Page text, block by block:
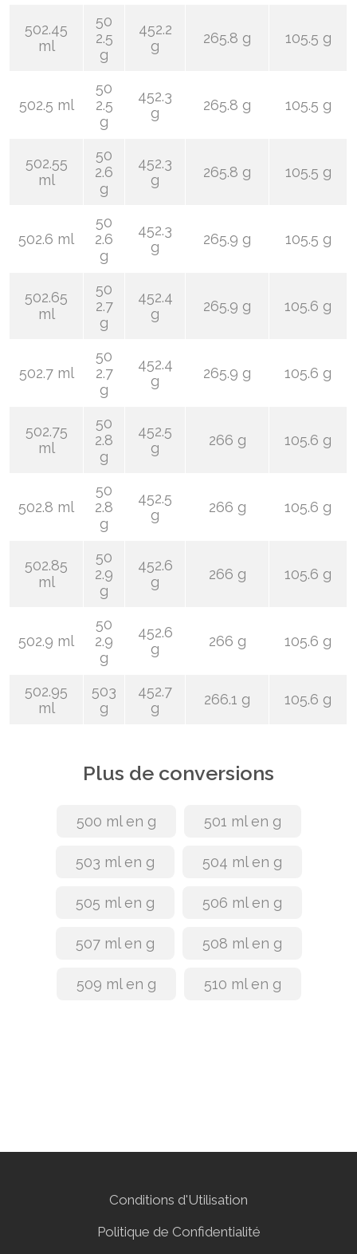
502.45
ml
50
2.5
g
452.2
g
265.8 g 105.5 g
502.5 ml
50
2.5
g
452.3
g
265.8 g 105.5 g
502.55
ml
50
2.6
g
452.3
g
265.8 g 105.5 g
502.6 ml
50
2.6
g
452.3
g
265.9 g 105.5 g
502.65
ml
50
2.7
g
452.4
g
265.9 g 105.6 g
502.7 ml
50
2.7
g
452.4
g
265.9 g 105.6 g
502.75
ml
50
2.8
g
452.5
g
266 g 105.6 g
502.8 ml
50
2.8
g
452.5
g
266 g 105.6 g
502.85
ml
50
2.9
g
452.6
g
266 g 105.6 g
502.9 ml
50
2.9
g
452.6
g
266 g 105.6 g
502.95
ml
503
g
452.7
g
266.1 g 105.6 g
Plus de conversions
500 ml en g 501 ml en g
503 ml en g 504 ml en g
505 ml en g 506 ml en g
507 ml en g 508 ml en g
509 ml en g 510 ml en g
Conditions d'Utilisation
Politique de Confidentialité